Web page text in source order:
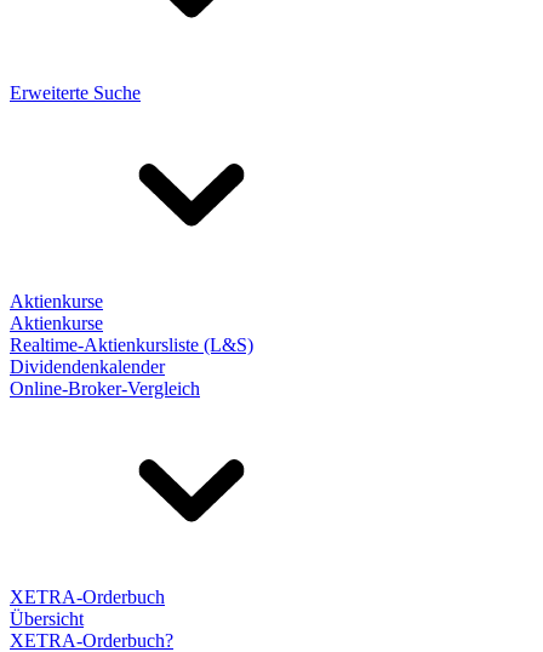
Erweiterte Suche
Aktienkurse
Aktienkurse
Realtime-Aktienkursliste (L&S)
Dividendenkalender
Online-Broker-Vergleich
XETRA-Orderbuch
Übersicht
XETRA-Orderbuch?